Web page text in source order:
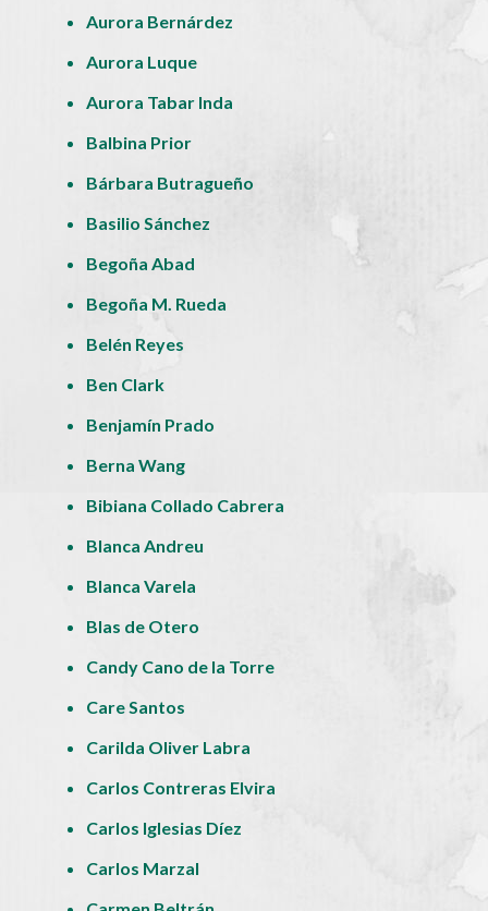
Aurora Bernárdez
Aurora Luque
Aurora Tabar Inda
Balbina Prior
Bárbara Butragueño
Basilio Sánchez
Begoña Abad
Begoña M. Rueda
Belén Reyes
Ben Clark
Benjamín Prado
Berna Wang
Bibiana Collado Cabrera
Blanca Andreu
Blanca Varela
Blas de Otero
Candy Cano de la Torre
Care Santos
Carilda Oliver Labra
Carlos Contreras Elvira
Carlos Iglesias Díez
Carlos Marzal